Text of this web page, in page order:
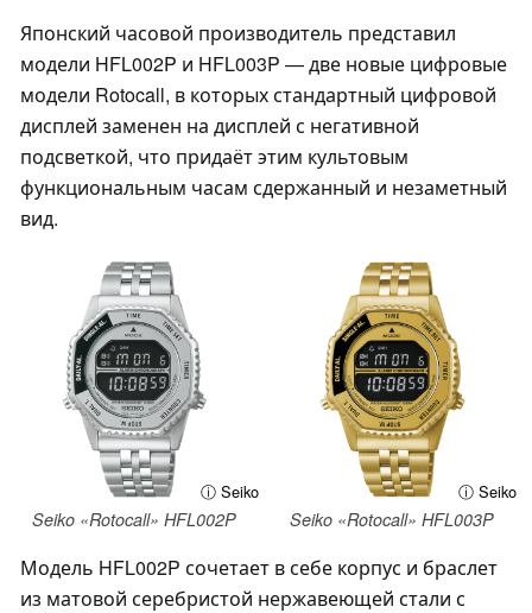
Японский часовой производитель представил
модели HFL002P и HFL003P — две новые цифровые
модели Rotocall, в которых стандартный цифровой
дисплей заменен на дисплей с негативной
подсветкой, что придаёт этим культовым
функциональным часам сдержанный и незаметный
вид.
ⓘ Seiko
Seiko «Rotocall» HFL002P
ⓘ Seiko
Seiko «Rotocall» HFL003P
Модель HFL002P сочетает в себе корпус и браслет
из матовой серебристой нержавеющей стали с